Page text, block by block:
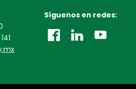
Síguenos en redes: